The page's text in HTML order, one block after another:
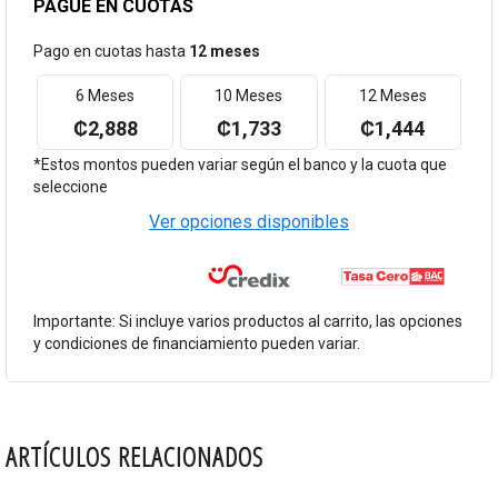
PAGUE EN CUOTAS
Pago en cuotas hasta 12 meses
6 Meses
₡2,888
10 Meses
₡1,733
12 Meses
₡1,444
*Estos montos pueden variar según el banco y la cuota que
seleccione
Ver opciones disponibles
Importante: Si incluye varios productos al carrito, las opciones
y condiciones de financiamiento pueden variar.
ARTÍCULOS RELACIONADOS